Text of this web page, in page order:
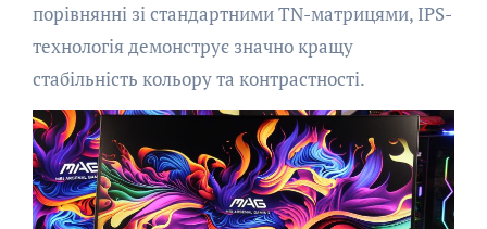
порівнянні зі стандартними TN-матрицями, IPS-
технологія демонструє значно кращу
стабільність кольору та контрастності.